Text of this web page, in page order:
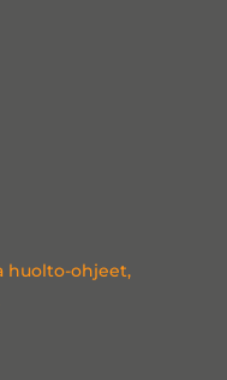
huolto-ohjeet,